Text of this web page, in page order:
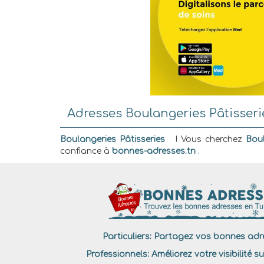
Adresses Boulangeries
Boulangeries Pâtisseries ! Vous cherchez
confiance à bonnes-adresses.tn .
Particuliers:Partagez vos bonnes
Professionnels:Améliorez votre visibilité